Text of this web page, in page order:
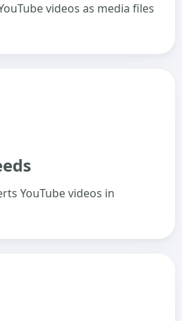
videos as media files
YouTube videos in